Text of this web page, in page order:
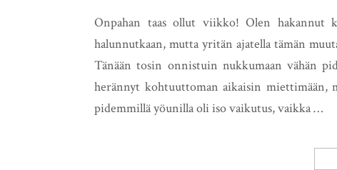
Onpahan taas ollut viikko! Olen hakannut
halunnutkaan, mutta yritän ajatella tämän
Tänään tosin onnistuin nukkumaan vähän
herännyt kohtuuttoman aikaisin miettimään,
pidemmillä yöunilla oli iso vaikutus, vaikka …